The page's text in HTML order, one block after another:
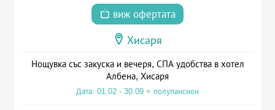
виж офертата
Хисаря
Нощувка със закуска и вечеря, СПА удобства в хотел
Албена, Хисаря
Дата: 01.02 - 30.09 + полупансион